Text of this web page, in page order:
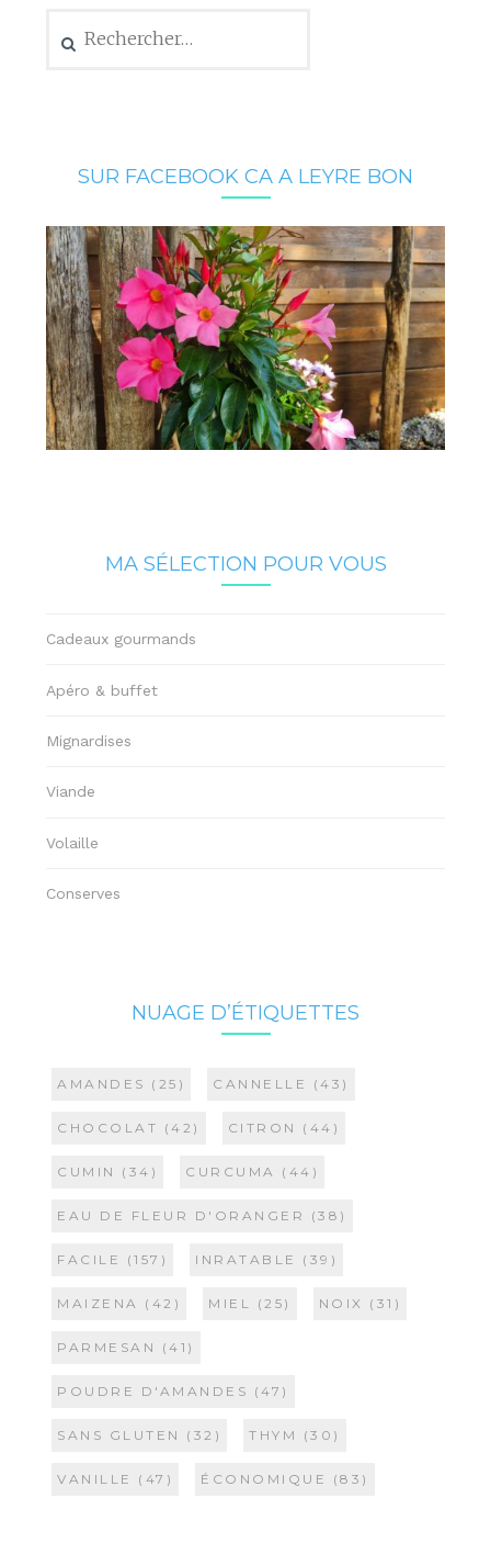
SUR FACEBOOK CA A LEYRE BON
MA SÉLECTION POUR VOUS
Cadeaux gourmands
Apéro & buffet
Mignardises
Viande
Volaille
Conserves
NUAGE D’ÉTIQUETTES
AMANDES (25) CANNELLE (43)
CHOCOLAT (42) CITRON (44)
CUMIN (34) CURCUMA (44)
EAU DE FLEUR D'ORANGER (38)
FACILE (157) INRATABLE (39)
MAIZENA (42) MIEL (25) NOIX (31)
PARMESAN (41)
POUDRE D'AMANDES (47)
SANS GLUTEN (32) THYM (30)
VANILLE (47) ÉCONOMIQUE (83)